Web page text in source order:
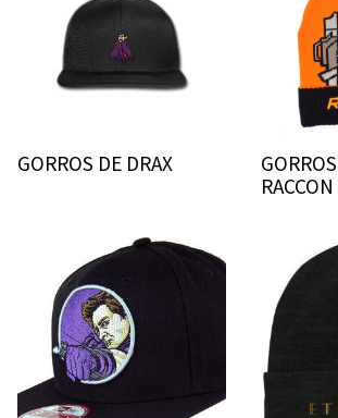
GORROS DE DRAX
RACCON